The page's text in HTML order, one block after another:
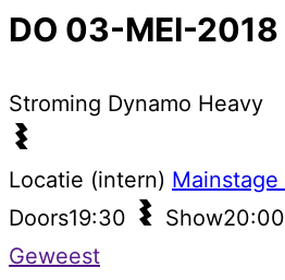
DO 03-MEI-2018
Stroming Dynamo Heavy
Locatie (intern) Mainstage
Doors19:30 Show20:00
Geweest